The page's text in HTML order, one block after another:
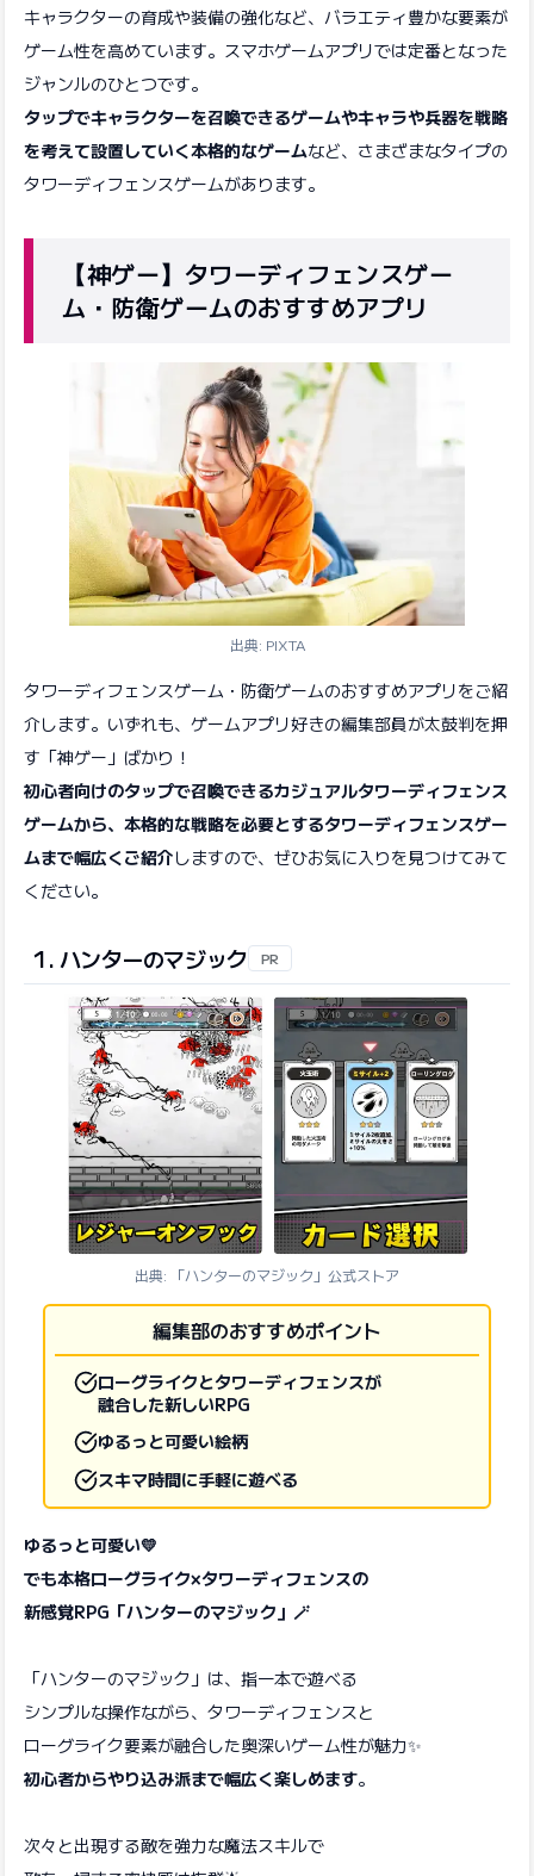
キャラクターの育成や装備の強化など、バラエティ豊かな要素が
ゲーム性を高めています。スマホゲームアプリでは定番となった
ジャンルのひとつです。
タップでキャラクターを召喚できるゲームやキャラや兵器を戦略
を考えて設置していく本格的なゲームなど、さまざまなタイプの
タワーディフェンスゲームがあります。
【神ゲー】タワーディフェンスゲー
ム・防衛ゲームのおすすめアプリ
出典: PIXTA
タワーディフェンスゲーム・防衛ゲームのおすすめアプリをご紹
介します。いずれも、ゲームアプリ好きの編集部員が太鼓判を押
す「神ゲー」ばかり！
初心者向けのタップで召喚できるカジュアルタワーディフェンス
ゲームから、本格的な戦略を必要とするタワーディフェンスゲー
ムまで幅広くご紹介しますので、ぜひお気に入りを見つけてみて
ください。
1. ハンターのマジック PR
出典: 「ハンターのマジック」公式ストア
編集部のおすすめポイント
ローグライクとタワーディフェンスが
融合した新しいRPG
ゆるっと可愛い絵柄
スキマ時間に手軽に遊べる
ゆるっと可愛い💛
でも本格ローグライク×タワーディフェンスの
新感覚RPG「ハンターのマジック」🪄
「ハンターのマジック」は、指一本で遊べる
シンプルな操作ながら、タワーディフェンスと
ローグライク要素が融合した奥深いゲーム性が魅力✨
初心者からやり込み派まで幅広く楽しめます。
次々と出現する敵を強力な魔法スキルで